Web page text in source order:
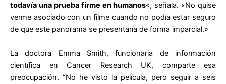
todavía una prueba firme en humanos«, señala. «No quise
verme asociado con un filme cuando no podía estar seguro
de que este panorama se presentaría de forma imparcial.»
La doctora Emma Smith, funcionaria de información
científica en Cancer Research UK, comparte esa
preocupación. “No he visto la película, pero seguir a seis